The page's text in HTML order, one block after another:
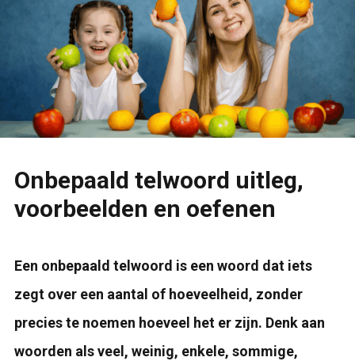
Onbepaald telwoord uitleg,
voorbeelden en oefenen
Een onbepaald telwoord is een woord dat iets
zegt over een aantal of hoeveelheid, zonder
precies te noemen hoeveel het er zijn. Denk aan
woorden als veel, weinig, enkele, sommige,